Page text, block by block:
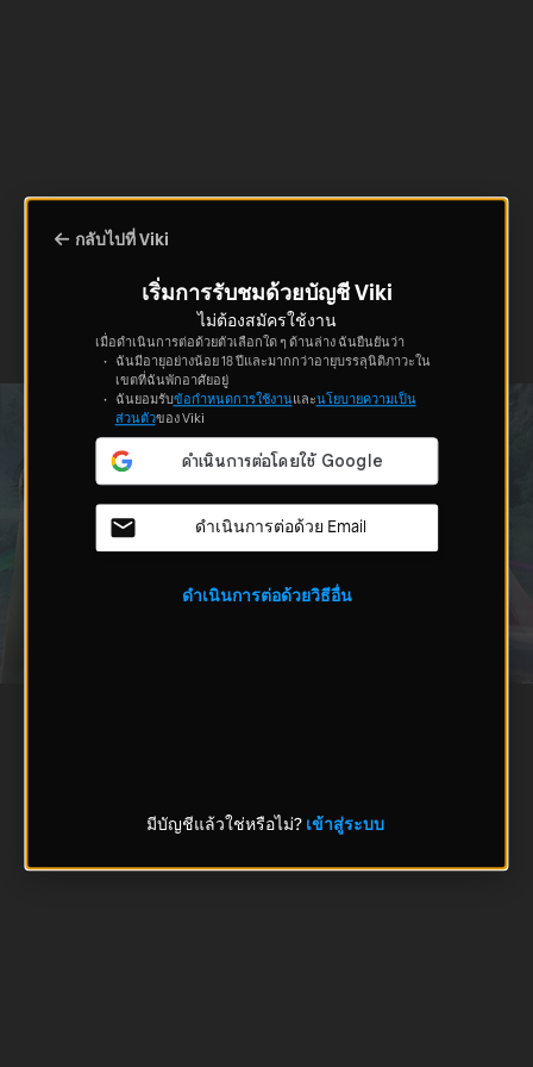
กลับไปที่ Viki
เริ่มการรับชมด้วยบัญชี Viki
ไม่ต้องสมัครใช้งาน
เมื่อดำเนินการต่อด้วยตัวเลือกใด ๆ ด้านล่าง ฉันยืนยันว่า
ฉันมีอายุอย่างน้อย 18 ปีและมากกว่าอายุบรรลุนิติภาวะใน
เขตที่ฉันพักอาศัยอยู่
ฉันยอมรับข้อกำหนดการใช้งานและนโยบายความเป็น
ส่วนตัวของ Viki
ดำเนินการต่อด้วย Email
ดำเนินการต่อด้วยวิธีอื่น
มีบัญชีแล้วใช่หรือไม่? เข้าสู่ระบบ